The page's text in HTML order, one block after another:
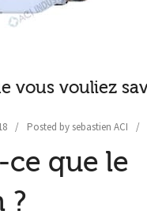
vous vouliez
Posted by sebastien ACI
ce que le
?